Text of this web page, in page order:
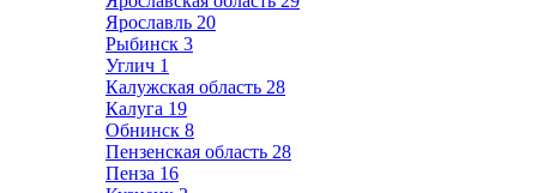
Ярославль 20
Рыбинск 3
Углич 1
Калужская область 28
Калуга 19
Обнинск 8
Пензенская область 28
Пенза 16